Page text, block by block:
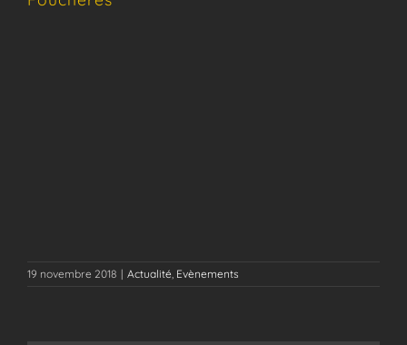
19 novembre 2018 | Actualité Evènements